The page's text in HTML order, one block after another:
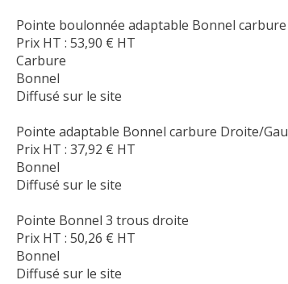
Pointe boulonnée adaptable Bonnel
Prix HT : 53,90 € HT
Carbure
Bonnel
Diffusé sur le site
Pointe adaptable Bonnel carbure Droite/
Prix HT : 37,92 € HT
Bonnel
Diffusé sur le site
Pointe Bonnel 3 trous droite
Prix HT : 50,26 € HT
Bonnel
Diffusé sur le site